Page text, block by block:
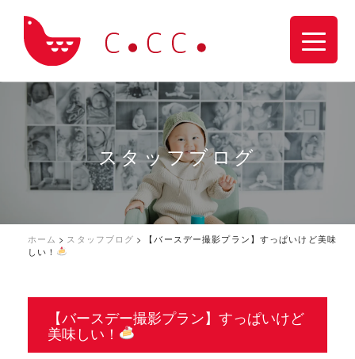
スタッフブログ
ホーム > スタッフブログ >
【バースデー撮影プラン】すっぱいけど美味
しい！
【バースデー撮影プラン】すっぱいけど
美味しい！